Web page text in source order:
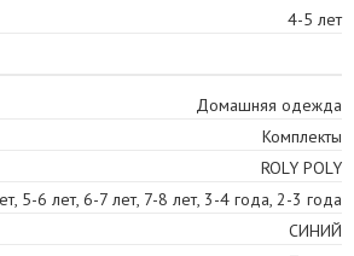
4-5 лет
Домашняя одежда
Комплекты
ROLY POLY
5-6 лет, 6-7 лет, 7-8 лет, 3-4 года, 2-3 года
СИНИЙ